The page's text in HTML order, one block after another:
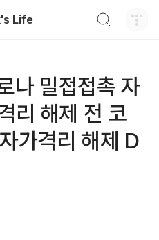
Life
나 밀접접촉 자
리 해제 전 코
가격리 해제 D